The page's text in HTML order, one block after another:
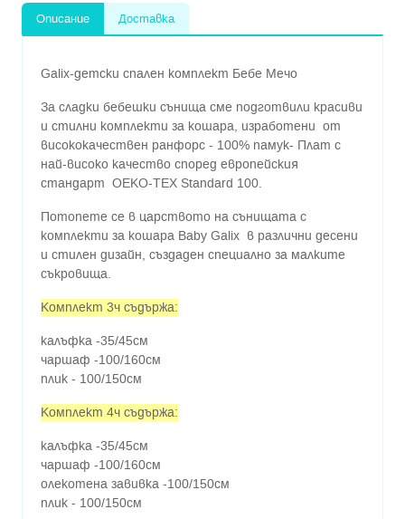
Описание Доставка
Galix-детски спален комплект Бебе Мечо
За сладки бебешки сънища сме подготвили красиви
и стилни комплекти за кошара, изработени от
висококачествен ранфорс - 100% памук- Плат с
най-високо качество според европейския
стандарт OEKO-TEX Standard 100.
Потопете се в царството на сънищата с
комплекти за кошара Baby Galix в различни десени
и стилен дизайн, създаден специално за малките
съкровища.
Комплект 3ч съдържа:
калъфка -35/45см
чаршаф -100/160см
плик - 100/150см
Комплект 4ч съдържа:
калъфка -35/45см
чаршаф -100/160см
олекотена завивка -100/150см
плик - 100/150см